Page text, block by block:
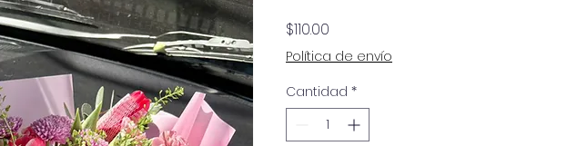
$110.00
Política de envío
Cantidad *